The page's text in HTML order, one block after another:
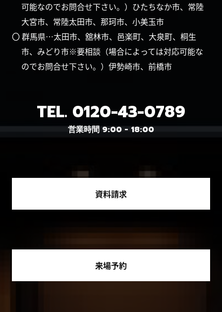
可能なのでお問合せ下さい。）ひたちなか市、常陸
大宮市、常陸太田市、那珂市、小美玉市
〇 群馬県…太田市、舘林市、邑楽町、大泉町、桐生
市、みどり市※要相談（場合によっては対応可能な
のでお問合せ下さい。）伊勢崎市、前橋市
TEL. 0120-43-0789
営業時間 9:00 - 18:00
資料請求
来場予約